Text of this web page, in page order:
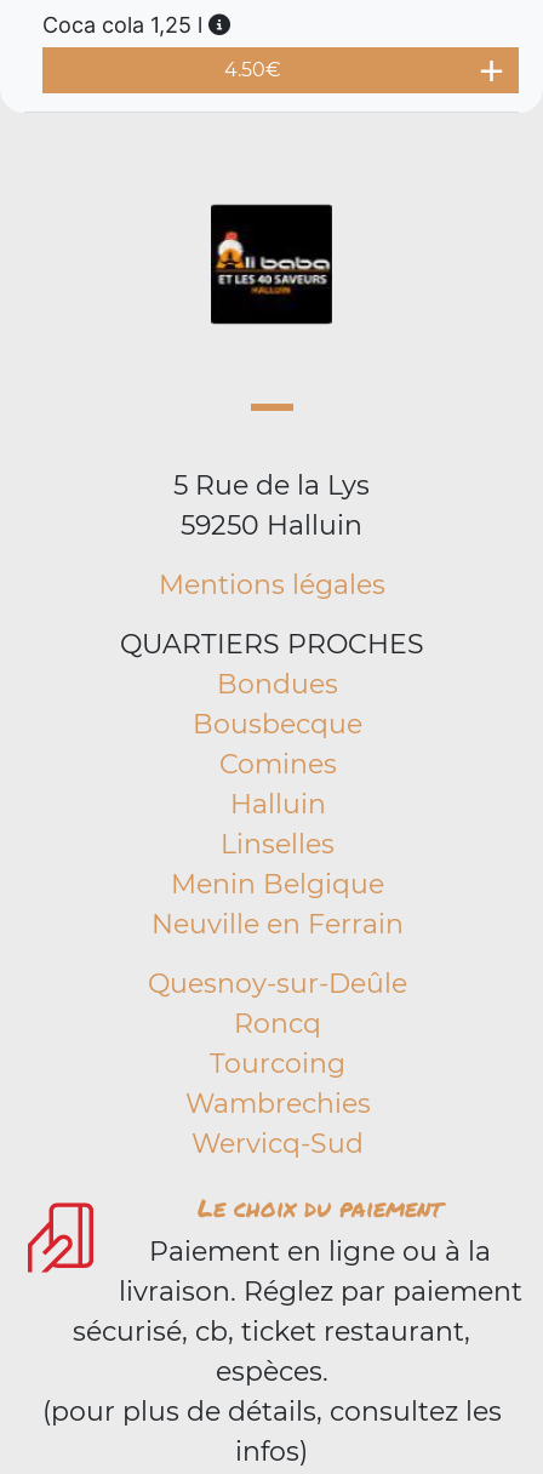
Coca cola 1,25 l
4.50€
5 Rue de la Lys
59250 Halluin
Mentions légales
QUARTIERS PROCHES
Bondues
Bousbecque
Comines
Halluin
Linselles
Menin Belgique
Neuville en Ferrain
Quesnoy-sur-Deûle
Roncq
Tourcoing
Wambrechies
Wervicq-Sud
Le choix du paiement
Paiement en ligne ou à la
livraison. Réglez par paiement
sécurisé, cb, ticket restaurant,
espèces.
(pour plus de détails, consultez les
infos)